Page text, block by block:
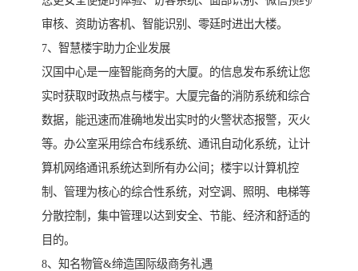
审核、资助访客机、智能识别、零廷时进出大楼。
7、智慧楼宇助力企业发展
汉国中心是一座智能商务的大厦。的信息发布系统让您
实时获取时政热点与楼宇。大厦完备的消防系统和综合
数据，能迅速而准确地发出实时的火警状态报警，灭火
等。办公室采用综合布线系统、通讯自动化系统，让计
算机网络通讯系统达到所有办公间；楼宇以计算机控
制、管理为核心的综合性系统，对空调、照明、电梯等
分散控制，集中管理以达到安全、节能、经济和舒适的
目的。
8、知名物管&缔造国际级商务礼遇